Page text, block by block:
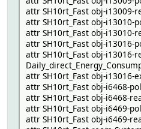
attr SH10rt_Fast obj-i13009-
attr SH10rt_Fast obj-i13010-
attr SH10rt_Fast obj-i13010-
attr SH10rt_Fast obj-i13016-
attr SH10rt_Fast obj-i13016-
attr SH10rt_Fast obj-i13016-
attr SH10rt_Fast obj-i6468-
attr SH10rt_Fast obj-i6468-
attr SH10rt_Fast obj-i6469-
attr SH10rt_Fast obj-i6469-